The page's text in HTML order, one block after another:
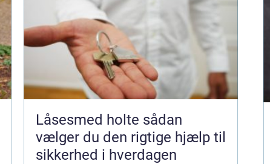
Låsesmed holte sådan
vælger du den rigtige hjælp til
sikkerhed i hverdagen